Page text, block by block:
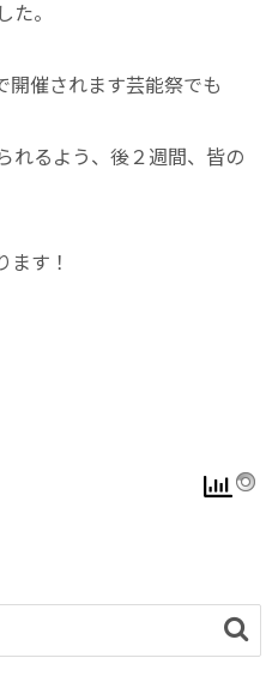
。
開催されます芸能祭でも
れるよう、後２週間、皆の
ます！